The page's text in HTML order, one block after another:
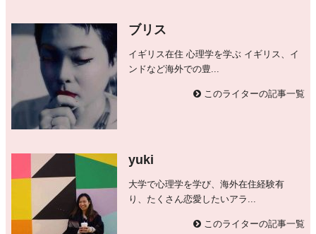
ブリス
イギリス在住 心理学を学ぶ イギリス、イ
ンドなど海外での豊...
このライターの記事一覧
yuki
大学で心理学を学び、海外在住経験有
り、たくさん恋愛したいアラ...
このライターの記事一覧